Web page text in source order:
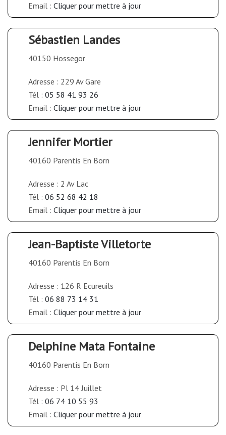
Email : Cliquer pour mettre à jour
Sébastien Landes
40150 Hossegor
Adresse : 229 Av Gare
Tél : 05 58 41 93 26
Email : Cliquer pour mettre à jour
Jennifer Mortier
40160 Parentis En Born
Adresse : 2 Av Lac
Tél : 06 52 68 42 18
Email : Cliquer pour mettre à jour
Jean-Baptiste Villetorte
40160 Parentis En Born
Adresse : 126 R Ecureuils
Tél : 06 88 73 14 31
Email : Cliquer pour mettre à jour
Delphine Mata Fontaine
40160 Parentis En Born
Adresse : Pl 14 Juillet
Tél : 06 74 10 55 93
Email : Cliquer pour mettre à jour